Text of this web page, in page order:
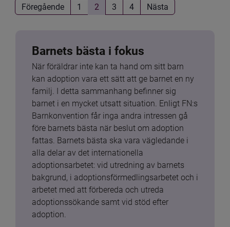
Föregående 1 2 3 4 Nästa
Barnets bästa i fokus
När föräldrar inte kan ta hand om sitt barn
kan adoption vara ett sätt att ge barnet en ny
familj. I detta sammanhang befinner sig
barnet i en mycket utsatt situation. Enligt FN:s
Barnkonvention får inga andra intressen gå
före barnets bästa när beslut om adoption
fattas. Barnets bästa ska vara vägledande i
alla delar av det internationella
adoptionsarbetet: vid utredning av barnets
bakgrund, i adoptionsförmedlingsarbetet och i
arbetet med att förbereda och utreda
adoptionssökande samt vid stöd efter
adoption.